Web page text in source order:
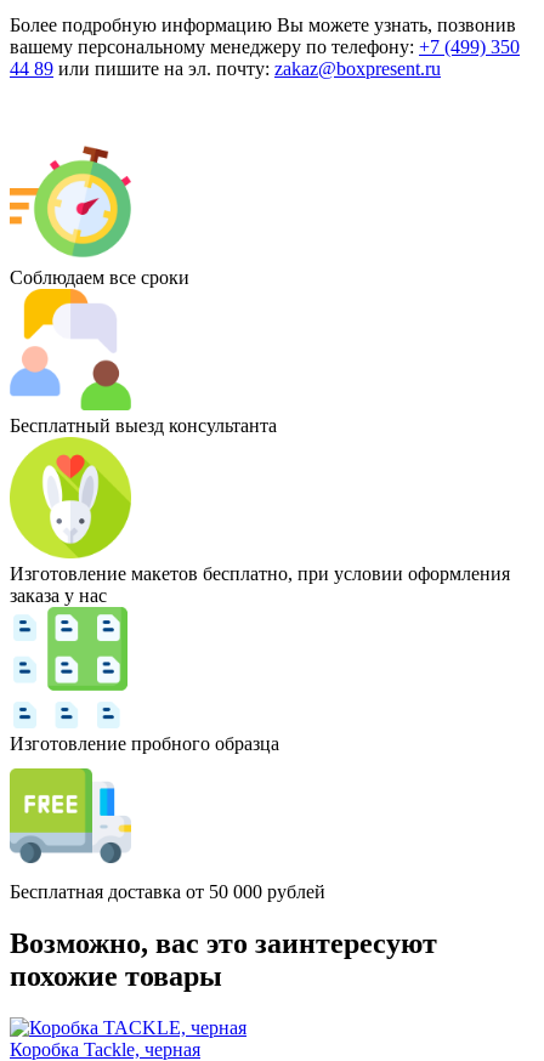
Более подробную информацию Вы можете узнать, позвонив
вашему персональному менеджеру по телефону: +7 (499) 350
44 89 или пишите на эл. почту: zakaz@boxpresent.ru
Соблюдаем все сроки
Бесплатный выезд консультанта
Изготовление макетов бесплатно, при условии оформления
заказа у нас
Изготовление пробного образца
Бесплатная доставка от 50 000 рублей
Возможно, вас это заинтересуют
похожие товары
Коробка Tackle, черная